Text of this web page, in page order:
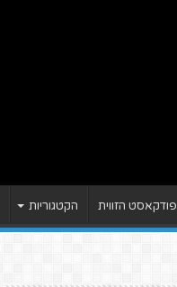
פודקאסט הזווית הקטגוריות